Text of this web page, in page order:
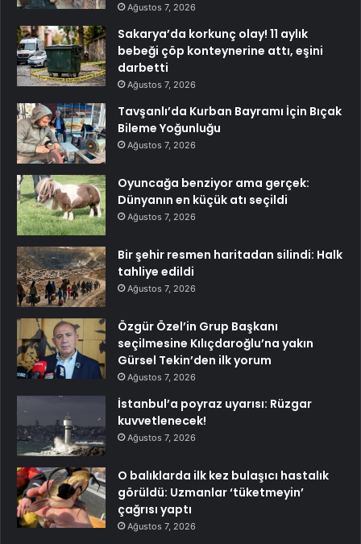
Ağustos 7, 2026
Sakarya’da korkunç olay! 11 aylık
bebeği çöp konteynerine attı, eşini
darbetti
Ağustos 7, 2026
Tavşanlı’da Kurban Bayramı İçin Bıçak
Bileme Yoğunluğu
Ağustos 7, 2026
Oyuncağa benziyor ama gerçek:
Dünyanın en küçük atı seçildi
Ağustos 7, 2026
Bir şehir resmen haritadan silindi: Halk
tahliye edildi
Ağustos 7, 2026
Özgür Özel’in Grup Başkanı
seçilmesine Kılıçdaroğlu’na yakın
Gürsel Tekin’den ilk yorum
Ağustos 7, 2026
İstanbul’a poyraz uyarısı: Rüzgar
kuvvetlenecek!
Ağustos 7, 2026
O balıklarda ilk kez bulaşıcı hastalık
görüldü: Uzmanlar ‘tüketmeyin’
çağrısı yaptı
Ağustos 7, 2026